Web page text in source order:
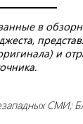
в
и
СМИ;